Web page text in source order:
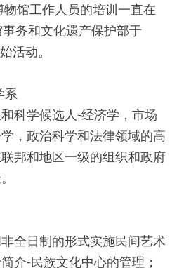
馆工作人员的培训一直在
务和文化遗产保护部于
活动。
系
科学候选人-经济学，市场
，政治科学和法律领域的高
邦和地区一级的组织和政府
全日制的形式实施民间艺术
介-民族文化中心的管理；